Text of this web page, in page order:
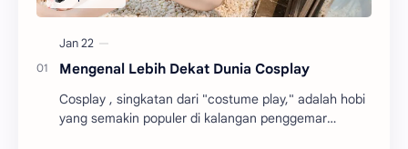
Mengenal Lebih Dekat Dunia Cosplay
Cosplay , singkatan dari "costume play," adalah hobi
yang semakin populer di kalangan penggemar